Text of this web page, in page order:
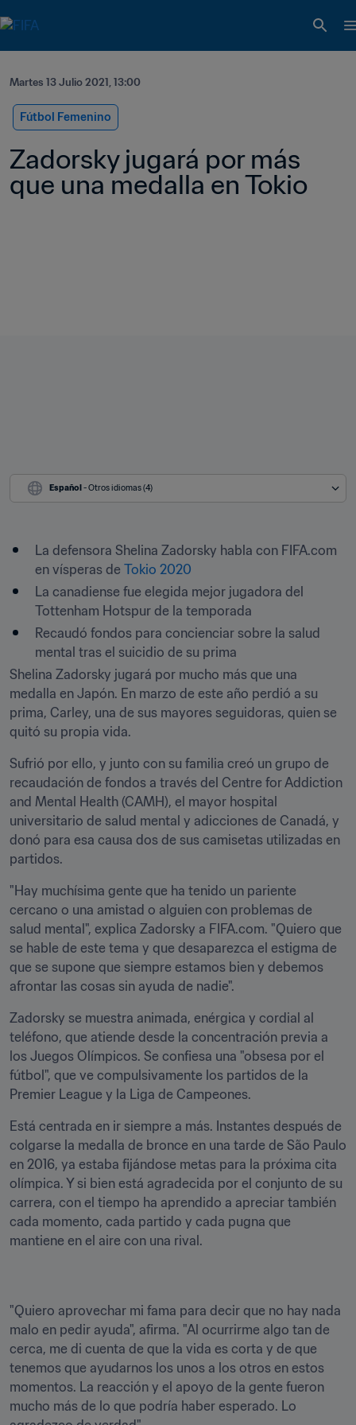
Martes 13 Julio 2021, 13:00
Fútbol Femenino
Zadorsky jugará por más
que una medalla en Tokio
Español - Otros idiomas (4)
La defensora Shelina Zadorsky habla con FIFA.com
en vísperas de Tokio 2020
La canadiense fue elegida mejor jugadora del
Tottenham Hotspur de la temporada
Recaudó fondos para concienciar sobre la salud
mental tras el suicidio de su prima
Shelina Zadorsky jugará por mucho más que una
medalla en Japón. En marzo de este año perdió a su
prima, Carley, una de sus mayores seguidoras, quien se
quitó su propia vida.
Sufrió por ello, y junto con su familia creó un grupo de
recaudación de fondos a través del Centre for Addiction
and Mental Health (CAMH), el mayor hospital
universitario de salud mental y adicciones de Canadá, y
donó para esa causa dos de sus camisetas utilizadas en
partidos.
"Hay muchísima gente que ha tenido un pariente
cercano o una amistad o alguien con problemas de
salud mental", explica Zadorsky a FIFA.com. "Quiero que
se hable de este tema y que desaparezca el estigma de
que se supone que siempre estamos bien y debemos
afrontar las cosas sin ayuda de nadie".
Zadorsky se muestra animada, enérgica y cordial al
teléfono, que atiende desde la concentración previa a
los Juegos Olímpicos. Se confiesa una "obsesa por el
fútbol", que ve compulsivamente los partidos de la
Premier League y la Liga de Campeones.
Está centrada en ir siempre a más. Instantes después de
colgarse la medalla de bronce en una tarde de São Paulo
en 2016, ya estaba fijándose metas para la próxima cita
olímpica. Y si bien está agradecida por el conjunto de su
carrera, con el tiempo ha aprendido a apreciar también
cada momento, cada partido y cada pugna que
mantiene en el aire con una rival.
"Quiero aprovechar mi fama para decir que no hay nada
malo en pedir ayuda", afirma. "Al ocurrirme algo tan de
cerca, me di cuenta de que la vida es corta y de que
tenemos que ayudarnos los unos a los otros en estos
momentos. La reacción y el apoyo de la gente fueron
mucho más de lo que podría haber esperado. Lo